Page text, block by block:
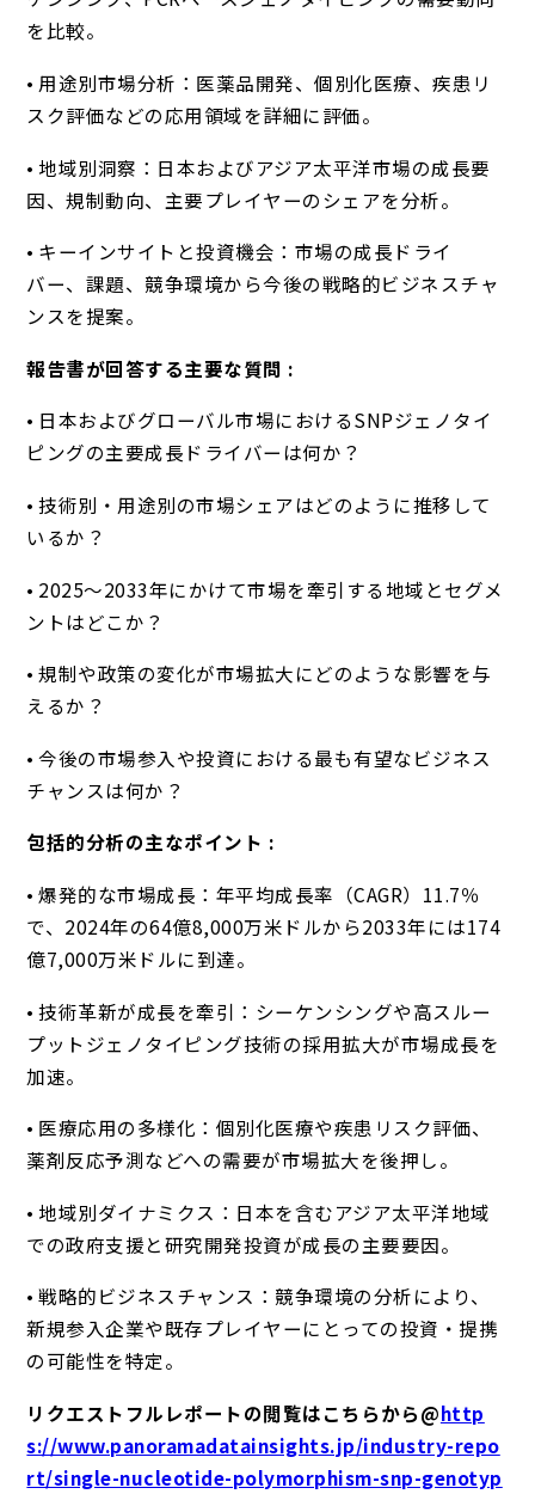
を比較。
• 用途別市場分析：医薬品開発、個別化医療、疾患リ
スク評価などの応用領域を詳細に評価。
• 地域別洞察：日本およびアジア太平洋市場の成長要
因、規制動向、主要プレイヤーのシェアを分析。
• キーインサイトと投資機会：市場の成長ドライ
バー、課題、競争環境から今後の戦略的ビジネスチャ
ンスを提案。
報告書が回答する主要な質問 :
• 日本およびグローバル市場におけるSNPジェノタイ
ピングの主要成長ドライバーは何か？
• 技術別・用途別の市場シェアはどのように推移して
いるか？
• 2025～2033年にかけて市場を牽引する地域とセグメ
ントはどこか？
• 規制や政策の変化が市場拡大にどのような影響を与
えるか？
• 今後の市場参入や投資における最も有望なビジネス
チャンスは何か？
包括的分析の主なポイント :
• 爆発的な市場成長：年平均成長率（CAGR）11.7％
で、2024年の64億8,000万米ドルから2033年には174
億7,000万米ドルに到達。
• 技術革新が成長を牽引：シーケンシングや高スルー
プットジェノタイピング技術の採用拡大が市場成長を
加速。
• 医療応用の多様化：個別化医療や疾患リスク評価、
薬剤反応予測などへの需要が市場拡大を後押し。
• 地域別ダイナミクス：日本を含むアジア太平洋地域
での政府支援と研究開発投資が成長の主要要因。
• 戦略的ビジネスチャンス：競争環境の分析により、
新規参入企業や既存プレイヤーにとっての投資・提携
の可能性を特定。
リクエストフルレポートの閲覧はこちらから@http
s://www.panoramadatainsights.jp/industry-repo
rt/single-nucleotide-polymorphism-snp-genotyp